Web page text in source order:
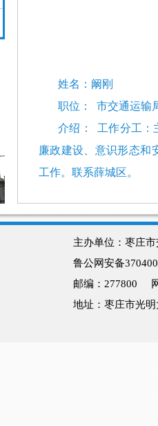
姓名： 阚刚
职位：
市交通运输
介绍：
工作分工：
廉政建设、意识形态和
工作。联系薛城区。
主办单位：枣庄
鲁公网安备
邮编：277800
地址：枣庄市光